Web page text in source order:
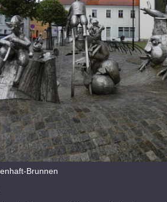
Brunnen